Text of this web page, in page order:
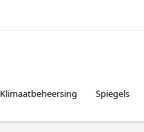
Klimaatbeheersing Spiegels